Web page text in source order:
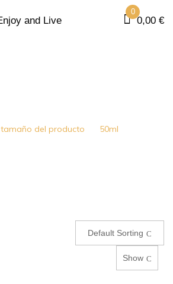
0
0,00 €
tamaño del producto 50ml
Default Sorting
Show